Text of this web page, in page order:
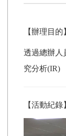
【辦理目的
透過總辦人
究分析(IR)
【活動紀錄